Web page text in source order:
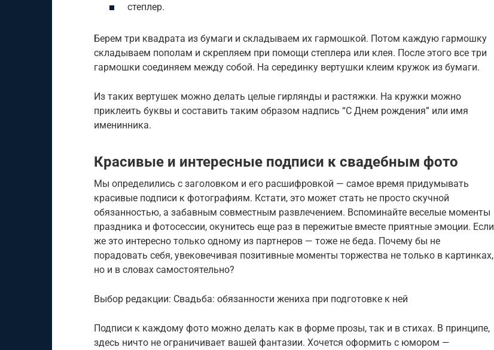
степлер.
Берем три квадрата из бумаги и складываем их гармошкой. Потом каждую гармошку
складываем пополам и скрепляем при помощи степлера или клея. После этого все три
гармошки соединяем между собой. На серединку вертушки клеим кружок из бумаги.
Из таких вертушек можно делать целые гирлянды и растяжки. На кружки можно
приклеить буквы и составить таким образом надпись “С Днем рождения” или имя
именинника.
Красивые и интересные подписи к свадебным фото
Мы определились с заголовком и его расшифровкой — самое время придумывать
красивые подписи к фотографиям. Кстати, это может стать не просто скучной
обязанностью, а забавным совместным развлечением. Вспоминайте веселые моменты
праздника и фотосессии, окунитесь еще раз в пережитые вместе приятные эмоции. Если
же это интересно только одному из партнеров — тоже не беда. Почему бы не
порадовать себя, увековечивая позитивные моменты торжества не только в картинках,
но и в словах самостоятельно?
Выбор редакции: Свадьба: обязанности жениха при подготовке к ней
Подписи к каждому фото можно делать как в форме прозы, так и в стихах. В принципе,
здесь ничто не ограничивает вашей фантазии. Хочется оформить с юмором —